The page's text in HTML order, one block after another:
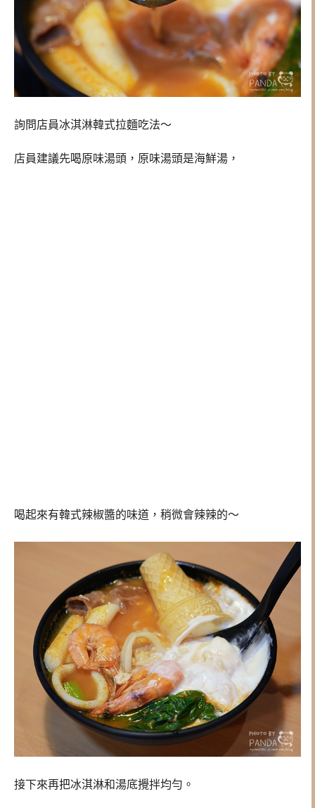
詢問店員冰淇淋韓式拉麵吃法～
店員建議先喝原味湯頭，原味湯頭是海鮮湯，
喝起來有韓式辣椒醬的味道，稍微會辣辣的～
接下來再把冰淇淋和湯底攪拌均勻。